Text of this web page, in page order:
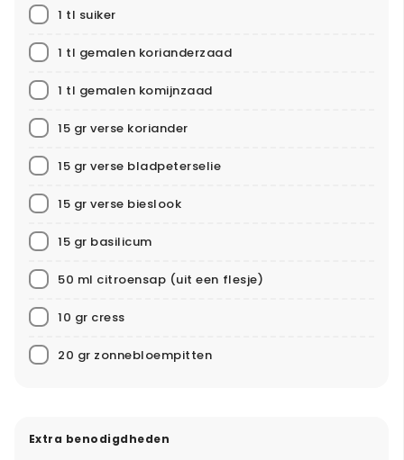
1 tl suiker
1 tl gemalen korianderzaad
1 tl gemalen komijnzaad
15 gr verse koriander
15 gr verse bladpeterselie
15 gr verse bieslook
15 gr basilicum
50 ml citroensap (uit een flesje)
10 gr cress
20 gr zonnebloempitten
Extra benodigdheden